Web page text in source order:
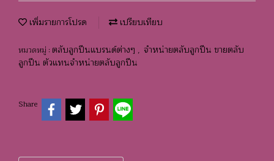
เพิ่มรายการโปรด เปรียบเทียบ
หมวดหมู่ : ตลับลูกปืนแบรนด์ต่างๆ , จำหน่ายตลับลูกปืน ขายตลับ
ลูกปืน ตัวแทนจำหน่ายตลับลูกปืน
Share